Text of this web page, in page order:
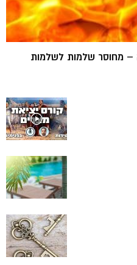
– מחוסר שלמות לשלמות